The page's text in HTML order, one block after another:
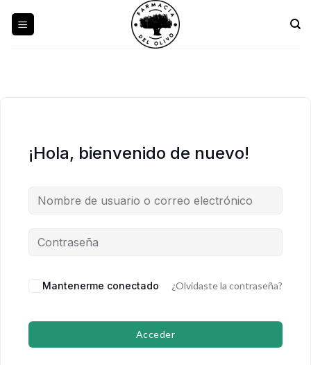
¡Hola, bienvenido de nuevo!
Mantenerme conectado ¿Olvidaste la contraseña?
Acceder